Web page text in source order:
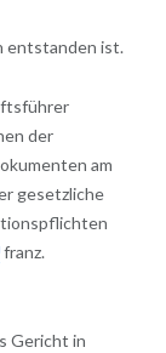
entstanden ist.
der
am
gesetzliche
franz.
Gericht in